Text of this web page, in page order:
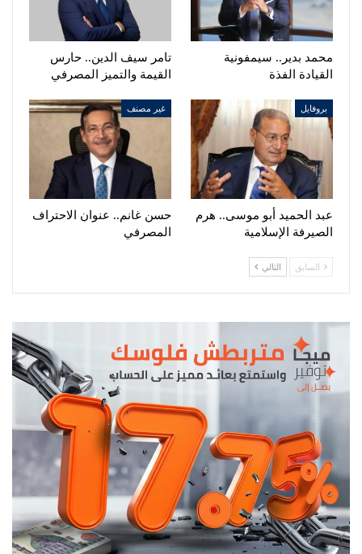
محمد بدير.. سيمفونية
القيادة الفذة
تامر سيف الدين.. حارس
القيمة والتميز المصرفي
بروفايل
عبد الحميد أبو موسى.. هرم
الصيرفة الإسلامية
غير مصنف
حسن غانم.. عنوان الاحتراف
المصرفي
السابق التالي